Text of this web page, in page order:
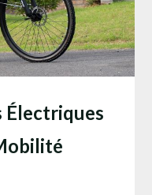
Électriques